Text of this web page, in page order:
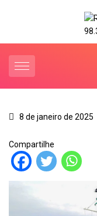
8 de janeiro de 2025
Compartilhe